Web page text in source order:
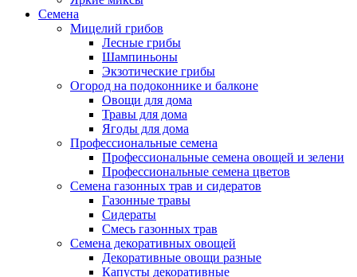
Семена
Мицелий грибов
Лесные грибы
Шампиньоны
Экзотические грибы
Огород на подоконнике и балконе
Овощи для дома
Травы для дома
Ягоды для дома
Профессиональные семена
Профессиональные семена овощей и зелени
Профессиональные семена цветов
Семена газонных трав и сидератов
Газонные травы
Сидераты
Смесь газонных трав
Семена декоративных овощей
Декоративные овощи разные
Капусты декоративные